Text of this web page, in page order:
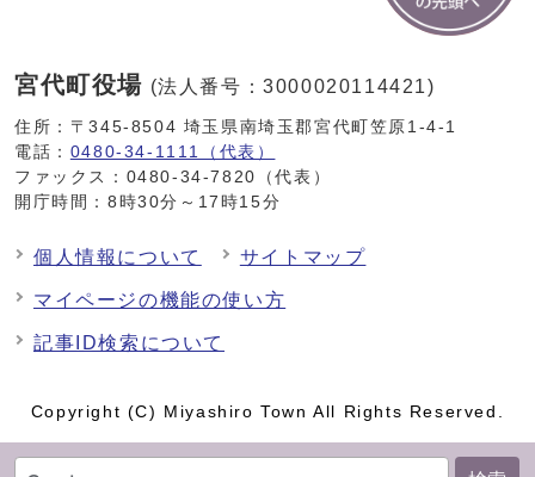
宮代町役場 (法人番号：3000020114421)
住所：〒345-8504 埼玉県南埼玉郡宮代町笠原1-4-1
電話： 0480-34-1111（代表）
ファックス：0480-34-7820（代表）
開庁時間：8時30分～17時15分
個人情報について サイトマップ
マイページの機能の使い方
記事ID検索について
Copyright (C) Miyashiro Town All Rights Reserved.